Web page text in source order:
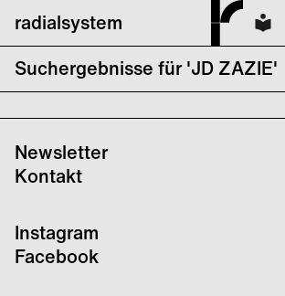
radialsystem
Suchergebnisse für 'JD ZAZIE'
Heroines of Sound Festival 2023
Newsletter
Kontakt
Instagram
Facebook